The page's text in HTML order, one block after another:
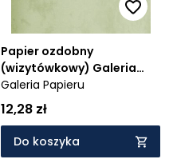
Papier ozdobny
(wizytówkowy) Galeria
Papieru marmur A4 - biały
220 g (205301)
Galeria Papieru
12,28 zł
Do koszyka